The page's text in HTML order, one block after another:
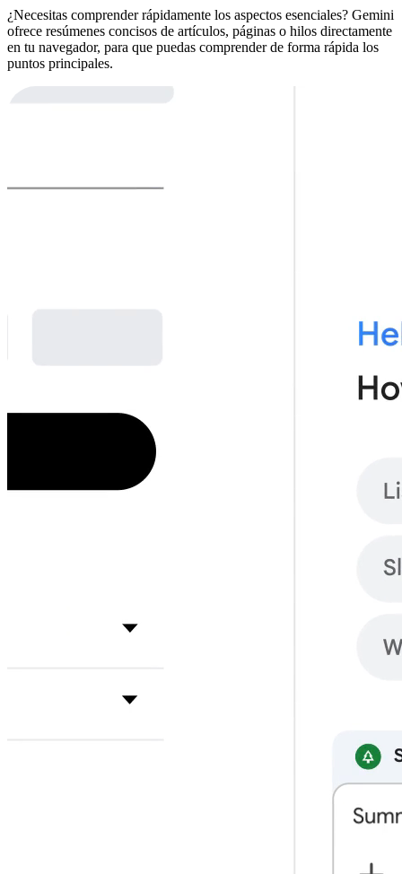
¿Necesitas comprender rápidamente los aspectos esenciales? Gemini
ofrece resúmenes concisos de artículos, páginas o hilos directamente
en tu navegador, para que puedas comprender de forma rápida los
puntos principales.